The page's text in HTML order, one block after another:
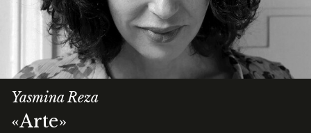
Yasmina Reza
«Arte»